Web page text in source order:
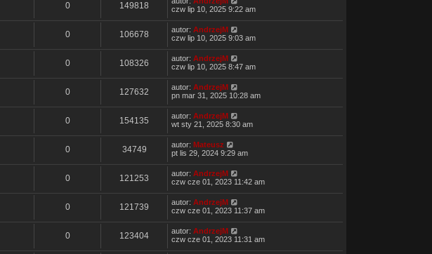
0 149818
czw lip 10, 2025 9:22 am
0 106678 autor: AndrzejM
czw lip 10, 2025 9:03 am
0 108326 autor: AndrzejM
czw lip 10, 2025 8:47 am
0 127632 autor: AndrzejM
pn mar 31, 2025 10:28 am
0 154135 autor: AndrzejM
wt sty 21, 2025 8:30 am
0 34749 autor: Mateusz
pt lis 29, 2024 9:29 am
0 121253 autor: AndrzejM
czw cze 01, 2023 11:42 am
0 121739 autor: AndrzejM
czw cze 01, 2023 11:37 am
0 123404 autor: AndrzejM
czw cze 01, 2023 11:31 am